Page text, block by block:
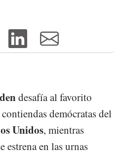
desafía al favorito
demócratas del
Unidos, mientras
estrena en las urnas